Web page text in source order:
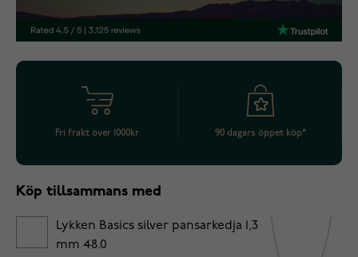
Fri frakt över 1000kr 90 dagars öppet köp*
Köp tillsammans med
Lykken Basics silver pansarkedja 1,3
mm 48.0